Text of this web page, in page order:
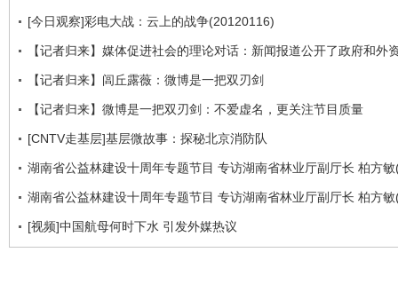
[今日观察]彩电大战：云上的战争(20120116)
【记者归来】媒体促进社会的理论对话：新闻报道公开了政府和外
【记者归来】闾丘露薇：微博是一把双刃剑
【记者归来】微博是一把双刃剑：不爱虚名，更关注节目质量
[CNTV走基层]基层微故事：探秘北京消防队
湖南省公益林建设十周年专题节目 专访湖南省林业厅副厅长 柏方
湖南省公益林建设十周年专题节目 专访湖南省林业厅副厅长 柏方
[视频]中国航母何时下水 引发外媒热议